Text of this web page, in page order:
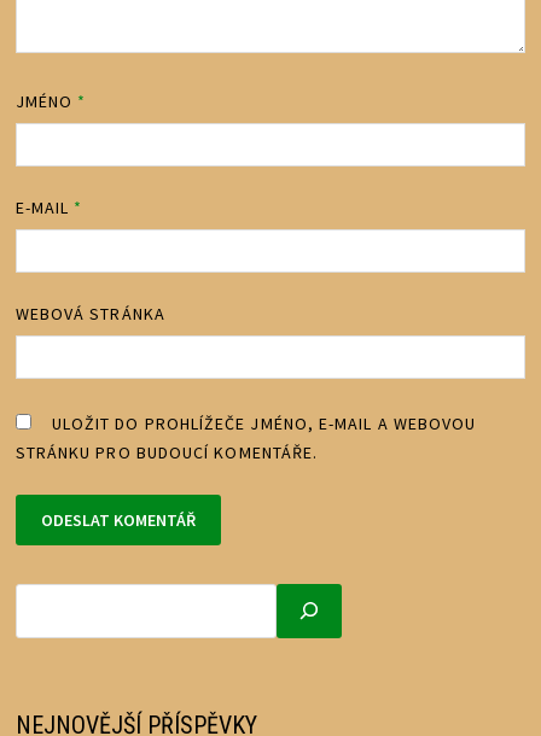
JMÉNO *
E-MAIL *
WEBOVÁ STRÁNKA
ULOŽIT DO PROHLÍŽEČE JMÉNO, E-MAIL A WEBOVOU
STRÁNKU PRO BUDOUCÍ KOMENTÁŘE.
NEJNOVĚJŠÍ PŘÍSPĚVKY